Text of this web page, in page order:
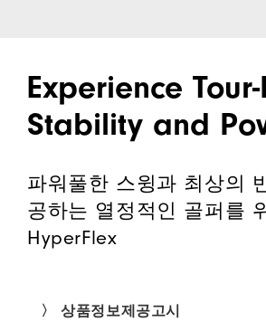
Experience
Stability and
파워풀한 스윙과 최상의
공하는 열정적인 골퍼를
HyperFlex
〉 상품정보제공고시